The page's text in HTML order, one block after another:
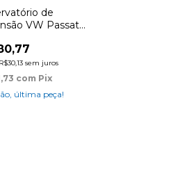
de
VW Passat
R$30,13 sem juros
com Pix
última peça!